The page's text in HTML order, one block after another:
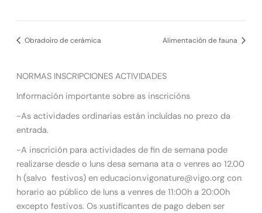
Obradoiro de cerámica Alimentación de fauna
NORMAS INSCRIPCIONES ACTIVIDADES
Información importante sobre as inscricións
-As actividades ordinarias están incluídas no prezo da
entrada.
-A inscrición para actividades de fin de semana pode
realizarse desde o luns desa semana ata o venres ao 12.00
h (salvo festivos) en educacion.vigonature@vigo.org con
horario ao público de luns a venres de 11:00h a 20:00h
excepto festivos. Os xustificantes de pago deben ser